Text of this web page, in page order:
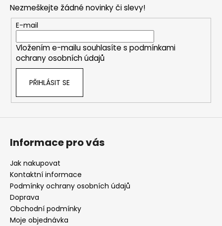
a
c
í
p
r
ý
p
Nezmeškejte žádné novinky či slevy!
E-mail
Vložením e-mailu souhlasíte s podmínkami
ochrany osobních údajů
PŘIHLÁSIT SE
Informace pro vás
Jak nakupovat
Kontaktní informace
Podmínky ochrany osobních údajů
Doprava
Obchodní podmínky
Moje objednávka